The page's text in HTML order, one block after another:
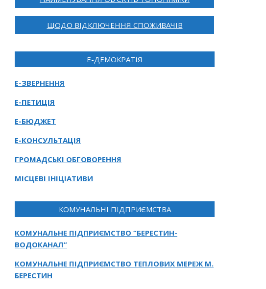
ЩОДО ВІДКЛЮЧЕННЯ СПОЖИВАЧІВ
Е-ДЕМОКРАТІЯ
Е-ЗВЕРНЕННЯ
Е-ПЕТИЦІЯ
Е-БЮДЖЕТ
Е-КОНСУЛЬТАЦІЯ
ГРОМАДСЬКІ ОБГОВОРЕННЯ
МІСЦЕВІ ІНІЦІАТИВИ
КОМУНАЛЬНІ ПІДПРИЄМСТВА
КОМУНАЛЬНЕ ПІДПРИЄМСТВО “БЕРЕСТИН-
ВОДОКАНАЛ”
КОМУНАЛЬНЕ ПІДПРИЄМСТВО ТЕПЛОВИХ МЕРЕЖ М.
БЕРЕСТИН